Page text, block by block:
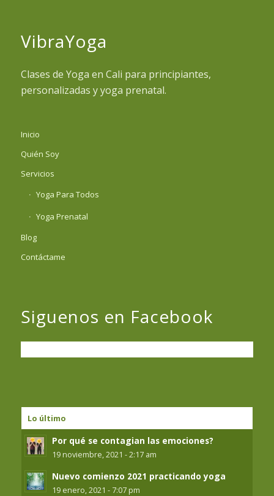
VibraYoga
Clases de Yoga en Cali para principiantes,
personalizadas y yoga prenatal.
Inicio
Quién Soy
Servicios
Yoga Para Todos
Yoga Prenatal
Blog
Contáctame
Siguenos en Facebook
Lo último
Por qué se contagian las emociones?
19 noviembre, 2021 - 2:17 am
Nuevo comienzo 2021 practicando yoga
19 enero, 2021 - 7:07 pm